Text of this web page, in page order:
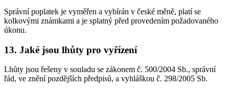
Správní poplatek je vyměřen a vybírán v české měně, platí se
kolkovými známkami a je splatný před provedením požadovaného
úkonu.
13. Jaké jsou lhůty pro vyřízení
Lhůty jsou řešeny v souladu se zákonem č. 500/2004 Sb., správní
řád, ve znění pozdějších předpisů, a vyhláškou č. 298/2005 Sb.